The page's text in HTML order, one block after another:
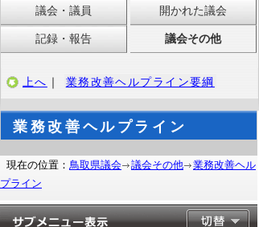
議会・議員 開かれた議会
記録・報告 議会その他
上へ ｜ 業務改善ヘルプライン要綱
業務改善ヘルプライン
現在の位置： 鳥取県議会 議会その他
業務改善ヘル
プライン